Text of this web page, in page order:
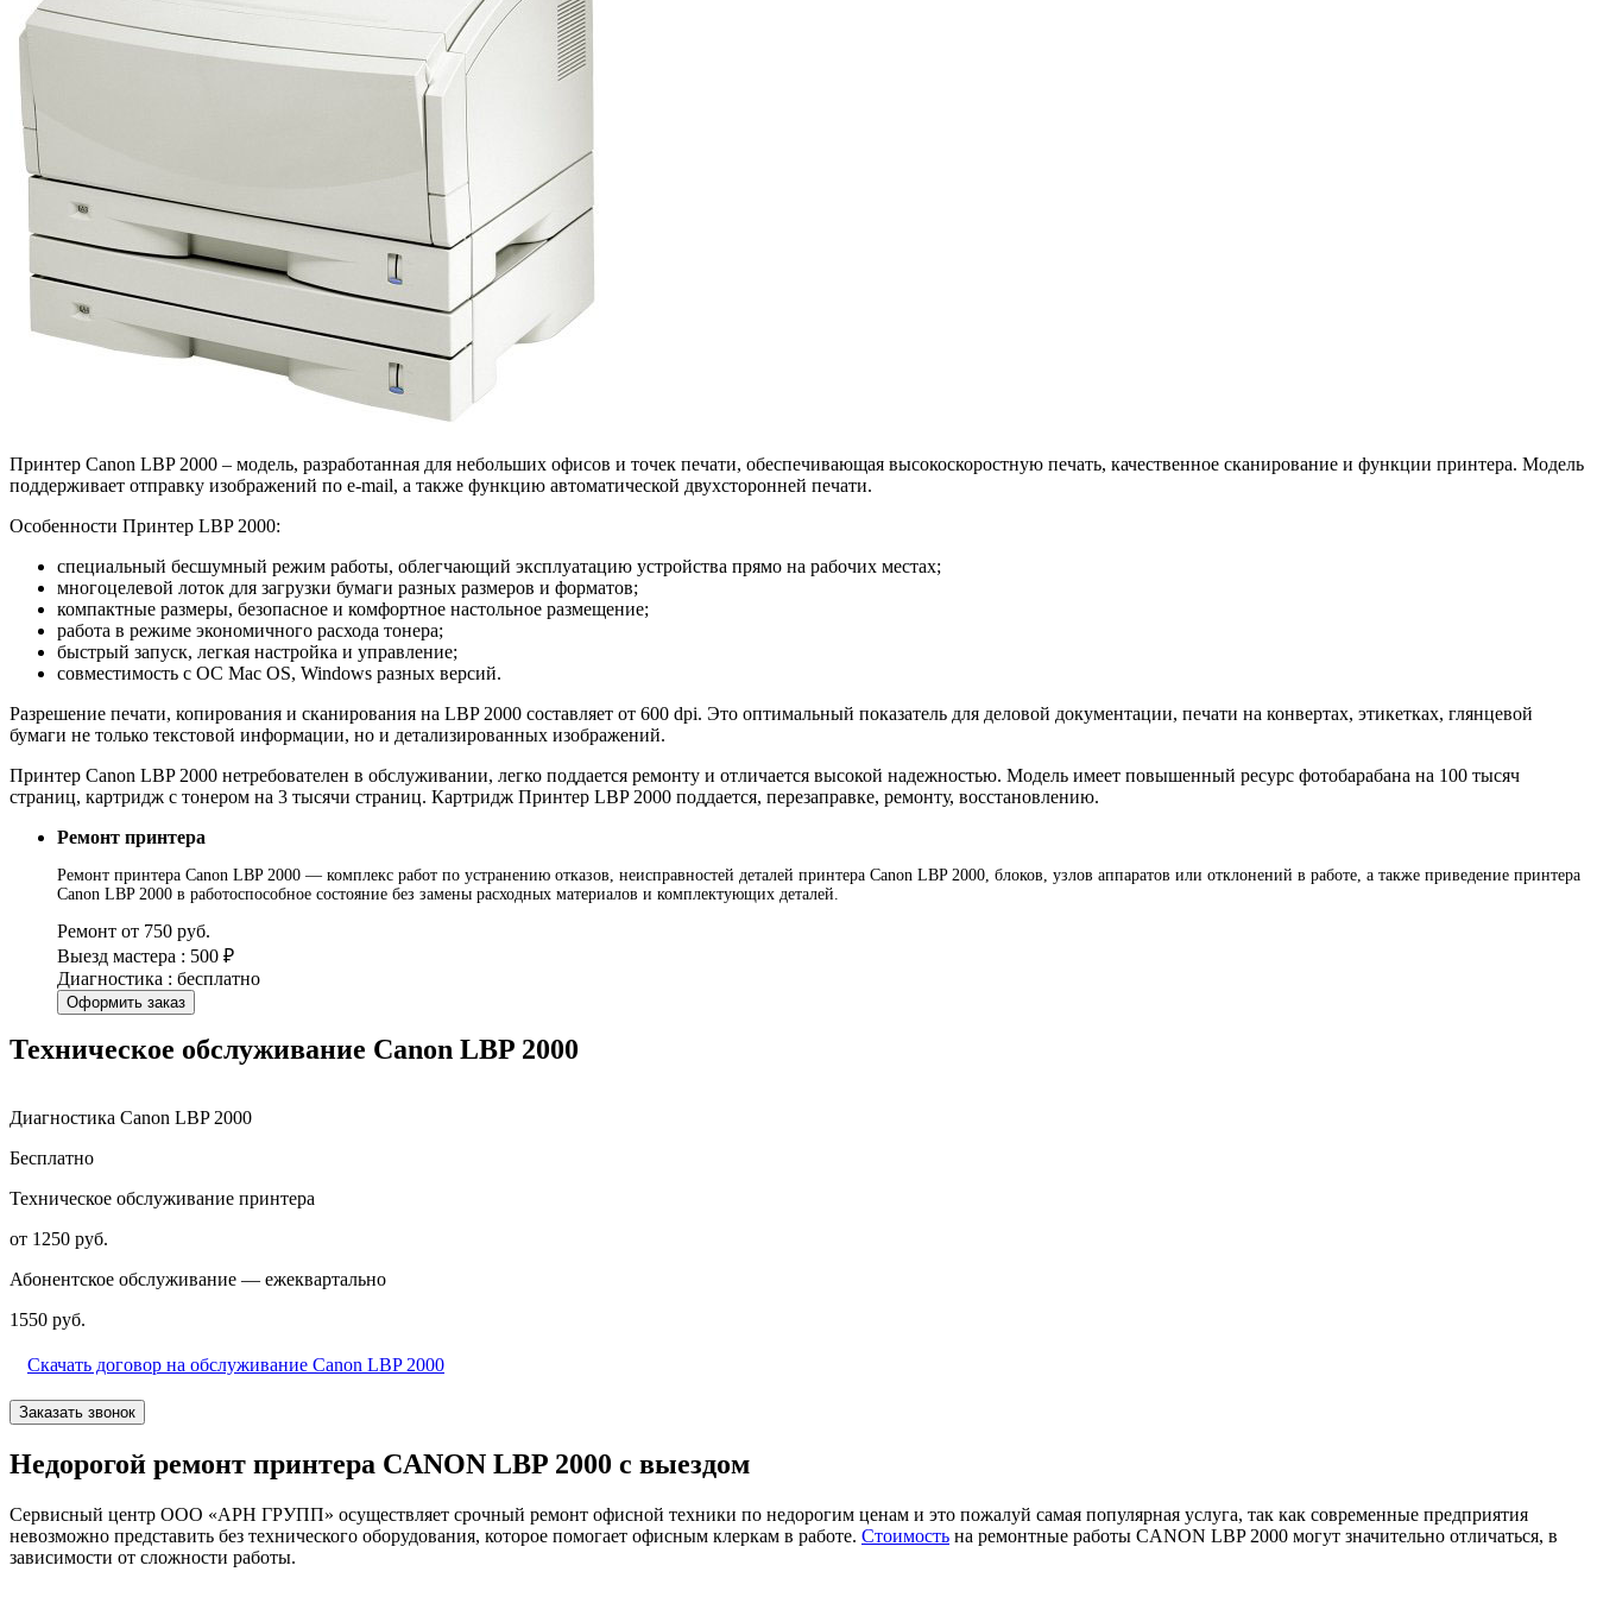
Принтер Canon LBP 2000 – модель, разработанная для небольших офисов и точек печати, обеспечивающая высокоскоростную печать, качественное сканирование и функции принтера. Модель
поддерживает отправку изображений по e-mail, а также функцию автоматической двухсторонней печати.
Особенности Принтер LBP 2000:
специальный бесшумный режим работы, облегчающий эксплуатацию устройства прямо на рабочих местах;
многоцелевой лоток для загрузки бумаги разных размеров и форматов;
компактные размеры, безопасное и комфортное настольное размещение;
работа в режиме экономичного расхода тонера;
быстрый запуск, легкая настройка и управление;
совместимость с ОС Mac OS, Windows разных версий.
Разрешение печати, копирования и сканирования на LBP 2000 составляет от 600 dpi. Это оптимальный показатель для деловой документации, печати на конвертах, этикетках, глянцевой
бумаги не только текстовой информации, но и детализированных изображений.
Принтер Canon LBP 2000 нетребователен в обслуживании, легко поддается ремонту и отличается высокой надежностью. Модель имеет повышенный ресурс фотобарабана на 100 тысяч
страниц, картридж с тонером на 3 тысячи страниц. Картридж Принтер LBP 2000 поддается, перезаправке, ремонту, восстановлению.
Ремонт принтера
Ремонт принтера Canon LBP 2000 — комплекс работ по устранению отказов, неисправностей деталей принтера Canon LBP 2000, блоков, узлов аппаратов или отклонений в работе, а также приведение принтера
Canon LBP 2000 в работоспособное состояние без замены расходных материалов и комплектующих деталей.
Ремонт от 750 руб.
Выезд мастера : 500 ₽
Диагностика : бесплатно
Оформить заказ
Техническое обслуживание Canon LBP 2000
Диагностика Canon LBP 2000
Бесплатно
Техническое обслуживание принтера
от 1250 руб.
Абонентское обслуживание — ежеквартально
1550 руб.
Скачать договор на обслуживание Canon LBP 2000
Заказать звонок
Недорогой ремонт принтера CANON LBP 2000 с выездом
Сервисный центр ООО «АРН ГРУПП» осуществляет срочный ремонт офисной техники по недорогим ценам и это пожалуй самая популярная услуга, так как современные предприятия
невозможно представить без технического оборудования, которое помогает офисным клеркам в работе. Стоимость на ремонтные работы CANON LBP 2000 могут значительно отличаться, в
зависимости от сложности работы.